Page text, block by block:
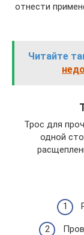
отнести
Читайте
Трос для
одной